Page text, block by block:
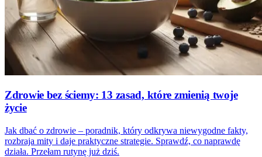
Zdrowie bez ściemy: 13 zasad, które zmienią twoje
życie
Jak dbać o zdrowie – poradnik, który odkrywa niewygodne fakty,
rozbraja mity i daje praktyczne strategie. Sprawdź, co naprawdę
działa. Przełam rutynę już dziś.